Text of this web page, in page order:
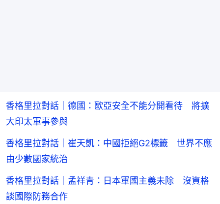
香格里拉對話｜德國：歐亞安全不能分開看待 將擴
大印太軍事參與
香格里拉對話｜崔天凱：中國拒絕G2標籤 世界不應
由少數國家統治
香格里拉對話｜孟祥青：日本軍國主義未除 沒資格
談國際防務合作